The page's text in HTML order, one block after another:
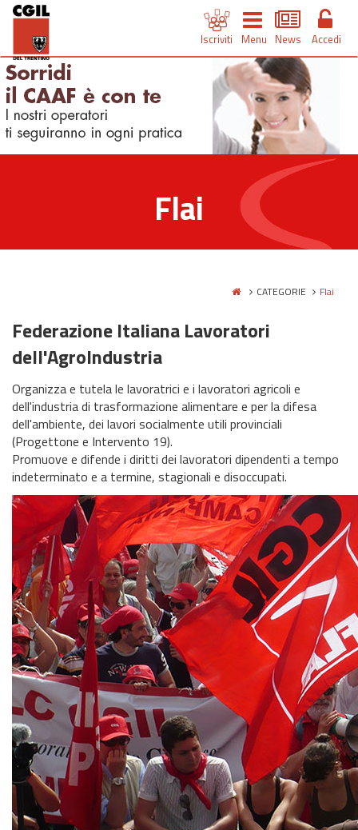
Iscriviti Menu News Accedi
Flai
CATEGORIE Flai
Federazione Italiana Lavoratori
dell'AgroIndustria
Organizza e tutela le lavoratrici e i lavoratori agricoli e
dell'industria di trasformazione alimentare e per la difesa
dell'ambiente, dei lavori socialmente utili provinciali
(Progettone e Intervento 19).
Promuove e difende i diritti dei lavoratori dipendenti a tempo
indeterminato e a termine, stagionali e disoccupati.